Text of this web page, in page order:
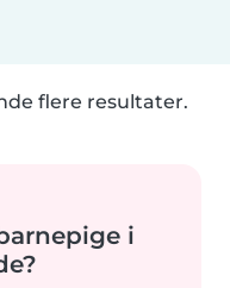
flere resultater.
i